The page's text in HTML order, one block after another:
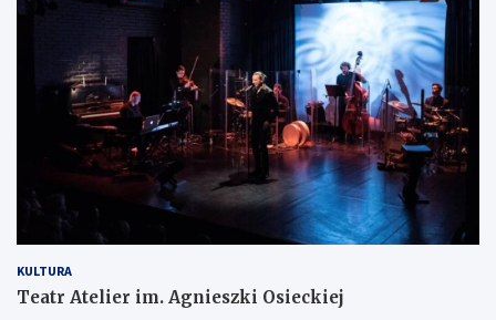
KULTURA
Teatr Atelier im. Agnieszki Osieckiej